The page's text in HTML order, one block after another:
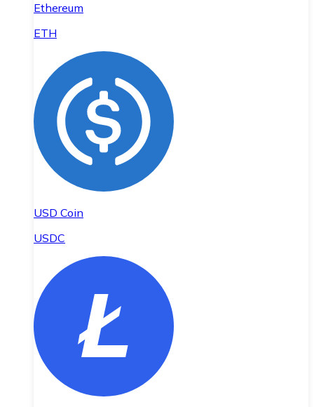
Ethereum
ETH
USD Coin
USDC